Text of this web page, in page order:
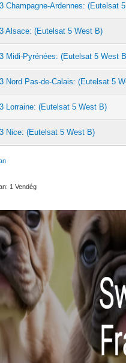
Champagne-Ardennes: (Eutelsat
Alsace: (Eutelsat 5 West B)
Midi-Pyrénées: (Eutelsat 5 West
Nord Pas-de-Calais: (Eutelsat 5
Lorraine: (Eutelsat 5 West B)
Nice: (Eutelsat 5 West B)
1 Vendég